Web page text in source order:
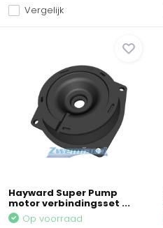
Vergelijk
Hayward Super Pump
motor verbindingsset ...
Op voorraad